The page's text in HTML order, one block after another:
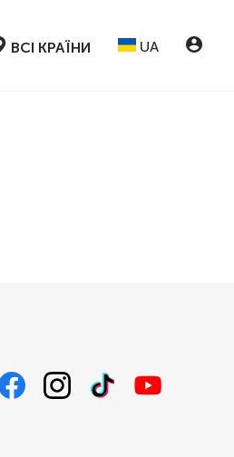
ВСІ КРАЇНИ UA